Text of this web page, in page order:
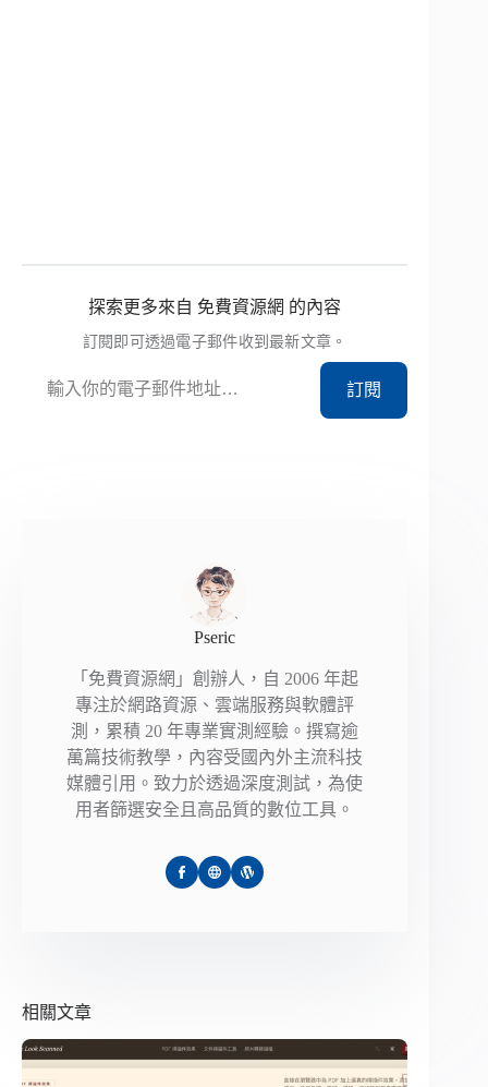
探索更多來自 免費資源網 的內容
訂閱即可透過電子郵件收到最新文章。
訂閱
Pseric
「免費資源網」創辦人，自 2006 年起
專注於網路資源、雲端服務與軟體評
測，累積 20 年專業實測經驗。撰寫逾
萬篇技術教學，內容受國內外主流科技
媒體引用。致力於透過深度測試，為使
用者篩選安全且高品質的數位工具。
相關文章